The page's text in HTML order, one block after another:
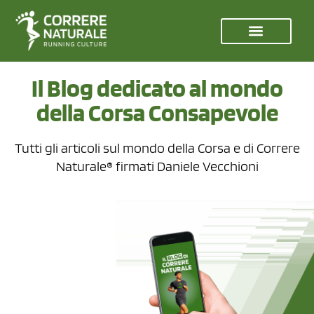
Il Blog dedicato al mondo
della Corsa Consapevole
Tutti gli articoli sul mondo della Corsa e di Correre
Naturale® firmati Daniele Vecchioni